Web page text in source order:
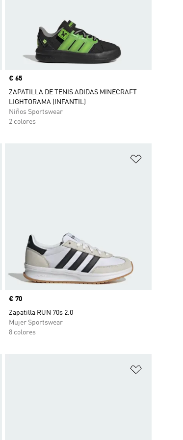
Precio
€ 65
ZAPATILLA DE TENIS ADIDAS MINECRAFT
LIGHTORAMA (INFANTIL)
Niños Sportswear
2 colores
Precio
€ 70
Zapatilla RUN 70s 2.0
Mujer Sportswear
8 colores